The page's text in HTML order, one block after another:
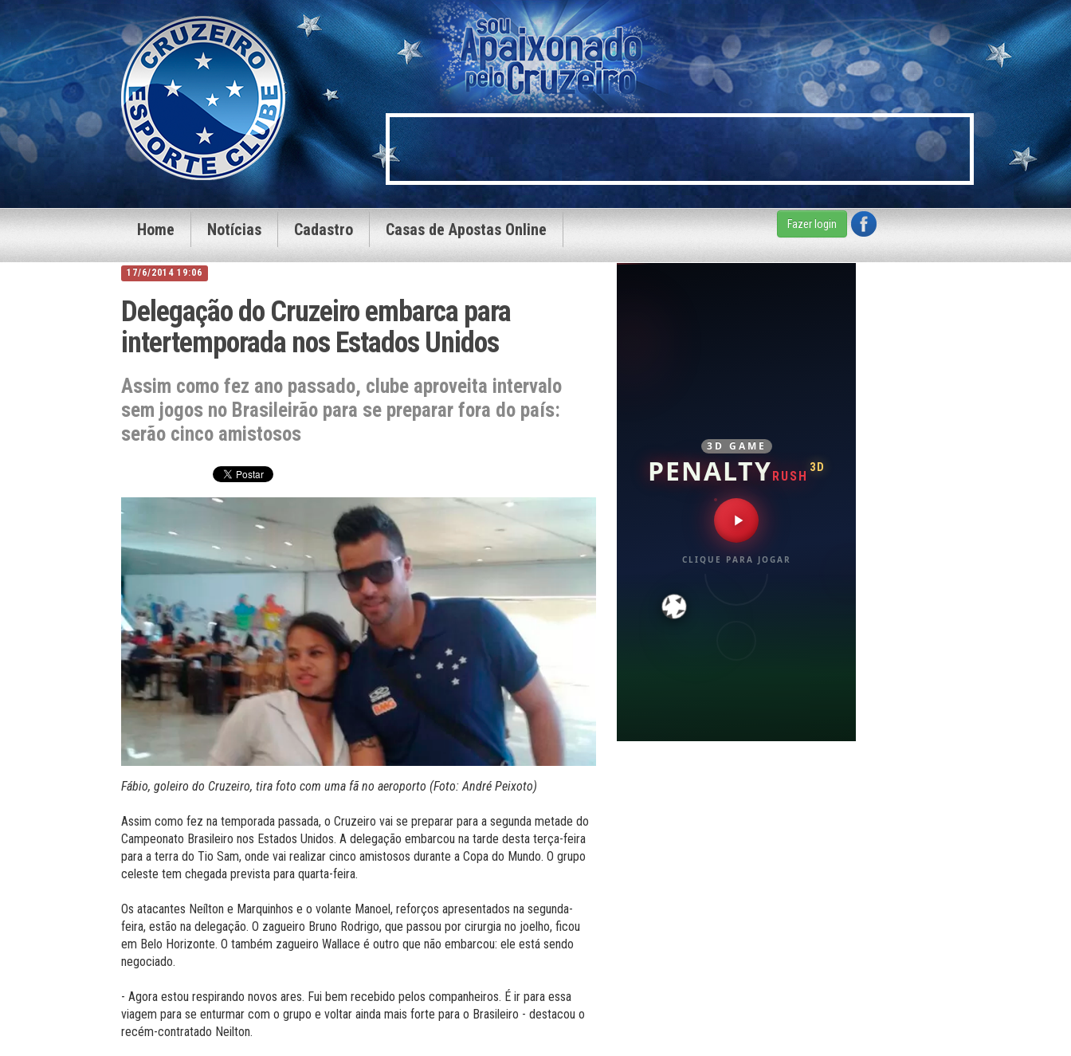
Home Notícias Cadastro Casas de Apostas Online Fazer login
17/6/2014 19:06
Delegação do Cruzeiro embarca para
intertemporada nos Estados Unidos
Assim como fez ano passado, clube aproveita intervalo
sem jogos no Brasileirão para se preparar fora do país:
serão cinco amistosos
Fábio, goleiro do Cruzeiro, tira foto com uma fã no aeroporto (Foto: André Peixoto)
Assim como fez na temporada passada, o Cruzeiro vai se preparar para a segunda metade do
Campeonato Brasileiro nos Estados Unidos. A delegação embarcou na tarde desta terça-feira
para a terra do Tio Sam, onde vai realizar cinco amistosos durante a Copa do Mundo. O grupo
celeste tem chegada prevista para quarta-feira.
Os atacantes Neílton e Marquinhos e o volante Manoel, reforços apresentados na segunda-
feira, estão na delegação. O zagueiro Bruno Rodrigo, que passou por cirurgia no joelho, ficou
em Belo Horizonte. O também zagueiro Wallace é outro que não embarcou: ele está sendo
negociado.
- Agora estou respirando novos ares. Fui bem recebido pelos companheiros. É ir para essa
viagem para se enturmar com o grupo e voltar ainda mais forte para o Brasileiro - destacou o
recém-contratado Neilton.
3D GAME
PENALTYRUSH
3D
CLIQUE PARA JOGAR